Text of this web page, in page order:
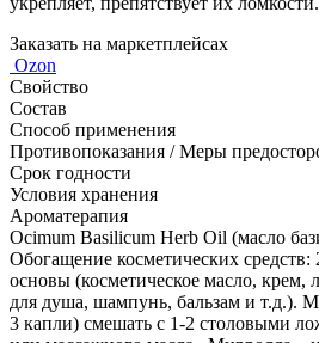
Заказать на маркетплейсах
Ozon
Свойство
Состав
Способ применения
Противопоказания / Меры
Срок годности
Условия хранения
Ароматерапия
Ocimum Basilicum Herb Oil (масло
Обогащение косметических средств:
основы (косметическое масло, крем,
для душа, шампунь, бальзам и т.д.).
3 капли) смешать с 1-2 столовыми